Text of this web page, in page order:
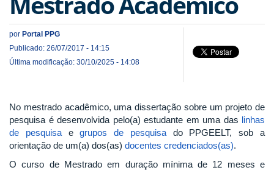
por Portal PPG
Publicado: 26/07/2017 - 14:15
Última modificação: 30/10/2025 - 14:08
No mestrado acadêmico, uma dissertação sobre um projeto de
pesquisa é desenvolvida pelo(a) estudante em uma das linhas
de pesquisaegrupos de pesquisado PPGEELT, sob a
orientação de um(a) dos(as) docentes credenciados(as).
O curso de Mestrado em duração mínima de 12 meses e